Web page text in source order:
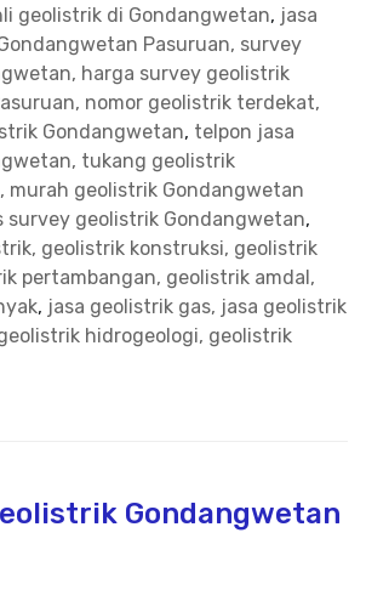
geolistrik di Gondangwetan, jasa
Pasuruan, survey
harga survey geolistrik
nomor geolistrik terdekat,
Gondangwetan, telpon jasa
tukang geolistrik
murah geolistrik Gondangwetan
survey geolistrik Gondangwetan,
geolistrik konstruksi, geolistrik
pertambangan, geolistrik amdal,
, jasa geolistrik gas, jasa geolistrik
hidrogeologi, geolistrik
Gondangwetan